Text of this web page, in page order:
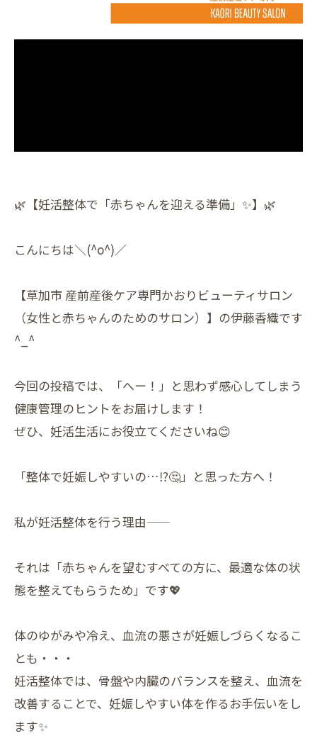
🌿【妊活整体で「赤ちゃんを迎える準備」✨】🌿
こんにちは＼(^o^)／
【草加市 産前産後ケア専門かおりビューティサロン
（女性と赤ちゃんのためのサロン）】の伊藤香織です
^_^
今回の投稿では、「へー！」と思わず感心してしまう
健康管理のヒントをお届けします！
ぜひ、妊活生活にお役立てくださいね😊
「整体で妊娠しやすいの…⁉🤔」と思った方へ！
私が妊活整体を行う理由――
それは「赤ちゃんを望むすべての方に、最適な体の状
態を整えてもらうため」です💖
体のゆがみや冷え、血流の悪さが妊娠しづらくなるこ
とも・・・
妊活整体では、骨盤や内臓のバランスを整え、血流を
改善することで、妊娠しやすい体を作るお手伝いをし
ます✨